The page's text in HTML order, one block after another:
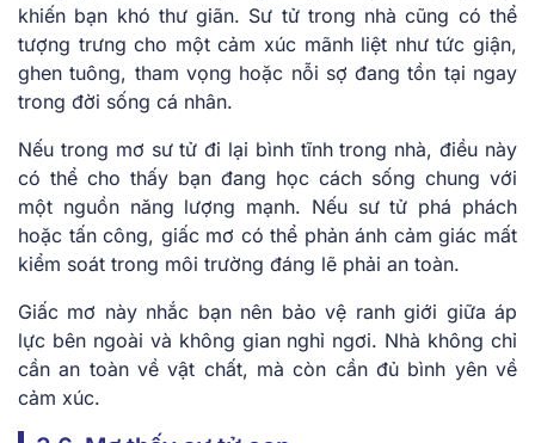
khiến bạn khó thư giãn. Sư tử trong nhà cũng có thể
tượng trưng cho một cảm xúc mãnh liệt như tức giận,
ghen tuông, tham vọng hoặc nỗi sợ đang tồn tại ngay
trong đời sống cá nhân.
Nếu trong mơ sư tử đi lại bình tĩnh trong nhà, điều này
có thể cho thấy bạn đang học cách sống chung với
một nguồn năng lượng mạnh. Nếu sư tử phá phách
hoặc tấn công, giấc mơ có thể phản ánh cảm giác mất
kiểm soát trong môi trường đáng lẽ phải an toàn.
Giấc mơ này nhắc bạn nên bảo vệ ranh giới giữa áp
lực bên ngoài và không gian nghỉ ngơi. Nhà không chỉ
cần an toàn về vật chất, mà còn cần đủ bình yên về
cảm xúc.